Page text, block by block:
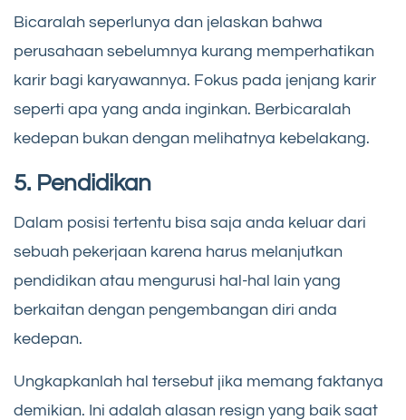
Bicaralah seperlunya dan jelaskan bahwa
perusahaan sebelumnya kurang memperhatikan
karir bagi karyawannya. Fokus pada jenjang karir
seperti apa yang anda inginkan. Berbicaralah
kedepan bukan dengan melihatnya kebelakang.
5. Pendidikan
Dalam posisi tertentu bisa saja anda keluar dari
sebuah pekerjaan karena harus melanjutkan
pendidikan atau mengurusi hal-hal lain yang
berkaitan dengan pengembangan diri anda
kedepan.
Ungkapkanlah hal tersebut jika memang faktanya
demikian. Ini adalah alasan resign yang baik saat